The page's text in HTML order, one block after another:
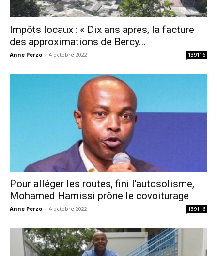
Impôts locaux : « Dix ans après, la facture
des approximations de Bercy...
Anne Perzo - 4 octobre 2022 139116
Pour alléger les routes, fini l’autosolisme,
Mohamed Hamissi prône le covoiturage
Anne Perzo - 4 octobre 2022 139116